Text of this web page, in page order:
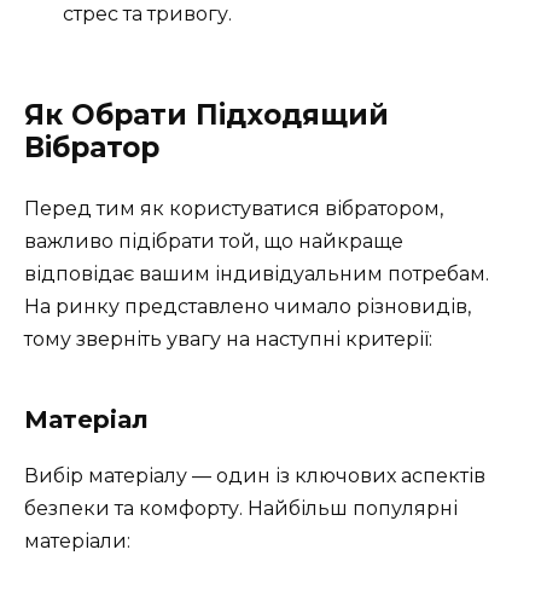
стрес та тривогу.
Як Обрати Підходящий
Вібратор
Перед тим як користуватися вібратором,
важливо підібрати той, що найкраще
відповідає вашим індивідуальним потребам.
На ринку представлено чимало різновидів,
тому зверніть увагу на наступні критерії:
Матеріал
Вибір матеріалу — один із ключових аспектів
безпеки та комфорту. Найбільш популярні
матеріали: